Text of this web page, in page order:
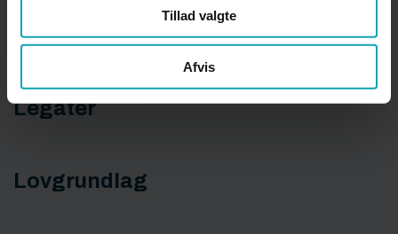
Tillad valgte
Afvis
Legater
Lovgrundlag